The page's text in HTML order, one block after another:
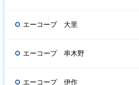
エーコープ 大里
エーコープ 串木野
エーコープ 伊作